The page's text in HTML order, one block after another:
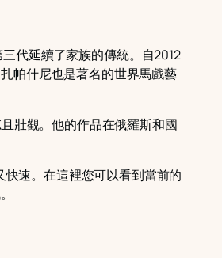
代延續了家族的傳統。自2012
帕什尼也是著名的世界馬戲藝
壯觀。他的作品在俄羅斯和國
快速。在這裡您可以看到當前的